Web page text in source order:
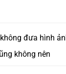
đưa hình
không nên